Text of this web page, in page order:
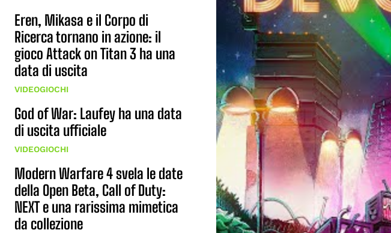
Eren, Mikasa e il Corpo di
Ricerca tornano in azione: il
gioco Attack on Titan 3 ha una
data di uscita
VIDEOGIOCHI
God of War: Laufey ha una data
di uscita ufficiale
VIDEOGIOCHI
Modern Warfare 4 svela le date
della Open Beta, Call of Duty:
NEXT e una rarissima mimetica
da collezione